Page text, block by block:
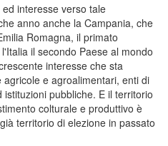
interesse verso tale
anno anche la Campania, che
Romagna, il primato
il secondo Paese al mondo
interesse che sta
e agroalimentari, enti di
pubbliche. E il territorio
colturale e produttivo è
territorio di elezione in passato